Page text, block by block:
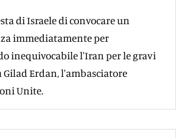
di Israele di convocare un
immediatamente per
inequivocabile l'Iran per le gravi
Erdan, l'ambasciatore
Unite.